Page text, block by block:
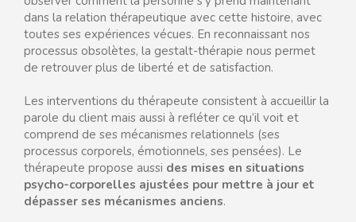
dans la relation thérapeutique avec cette histoire, avec
toutes ses expériences vécues. En reconnaissant nos
processus obsolètes, la gestalt-thérapie nous permet
de retrouver plus de liberté et de satisfaction.
Les interventions du thérapeute consistent à accueillir la
parole du client mais aussi à refléter ce qu’il voit et
comprend de ses mécanismes relationnels (ses
processus corporels, émotionnels, ses pensées). Le
thérapeute propose aussi des mises en situations
psycho-corporelles ajustées pour mettre à jour et
dépasser ses mécanismes anciens.